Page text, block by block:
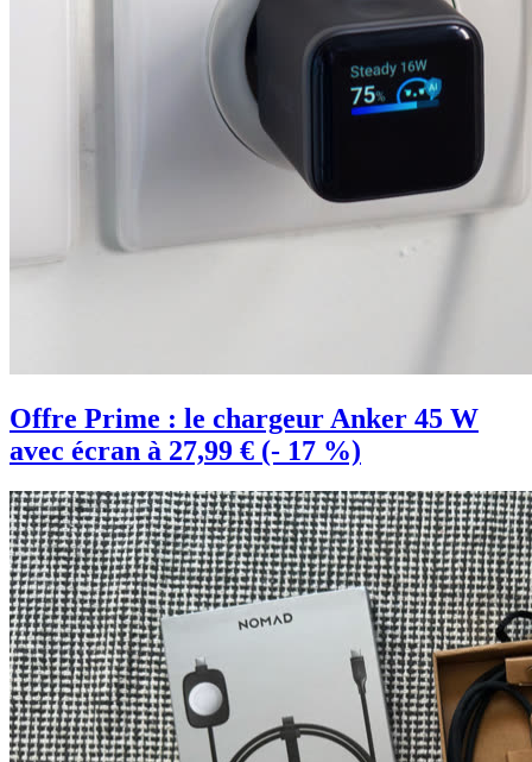
Offre Prime : le chargeur Anker 45 W
avec écran à 27,99 € (- 17 %)